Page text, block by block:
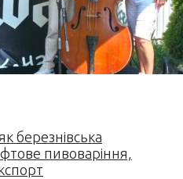
березнівська
пивоваріння,